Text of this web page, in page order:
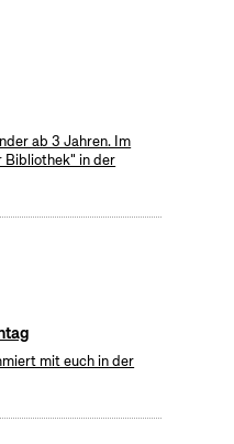
ab 3 Jahren. Im
Bibliothek" in der
mit euch in der